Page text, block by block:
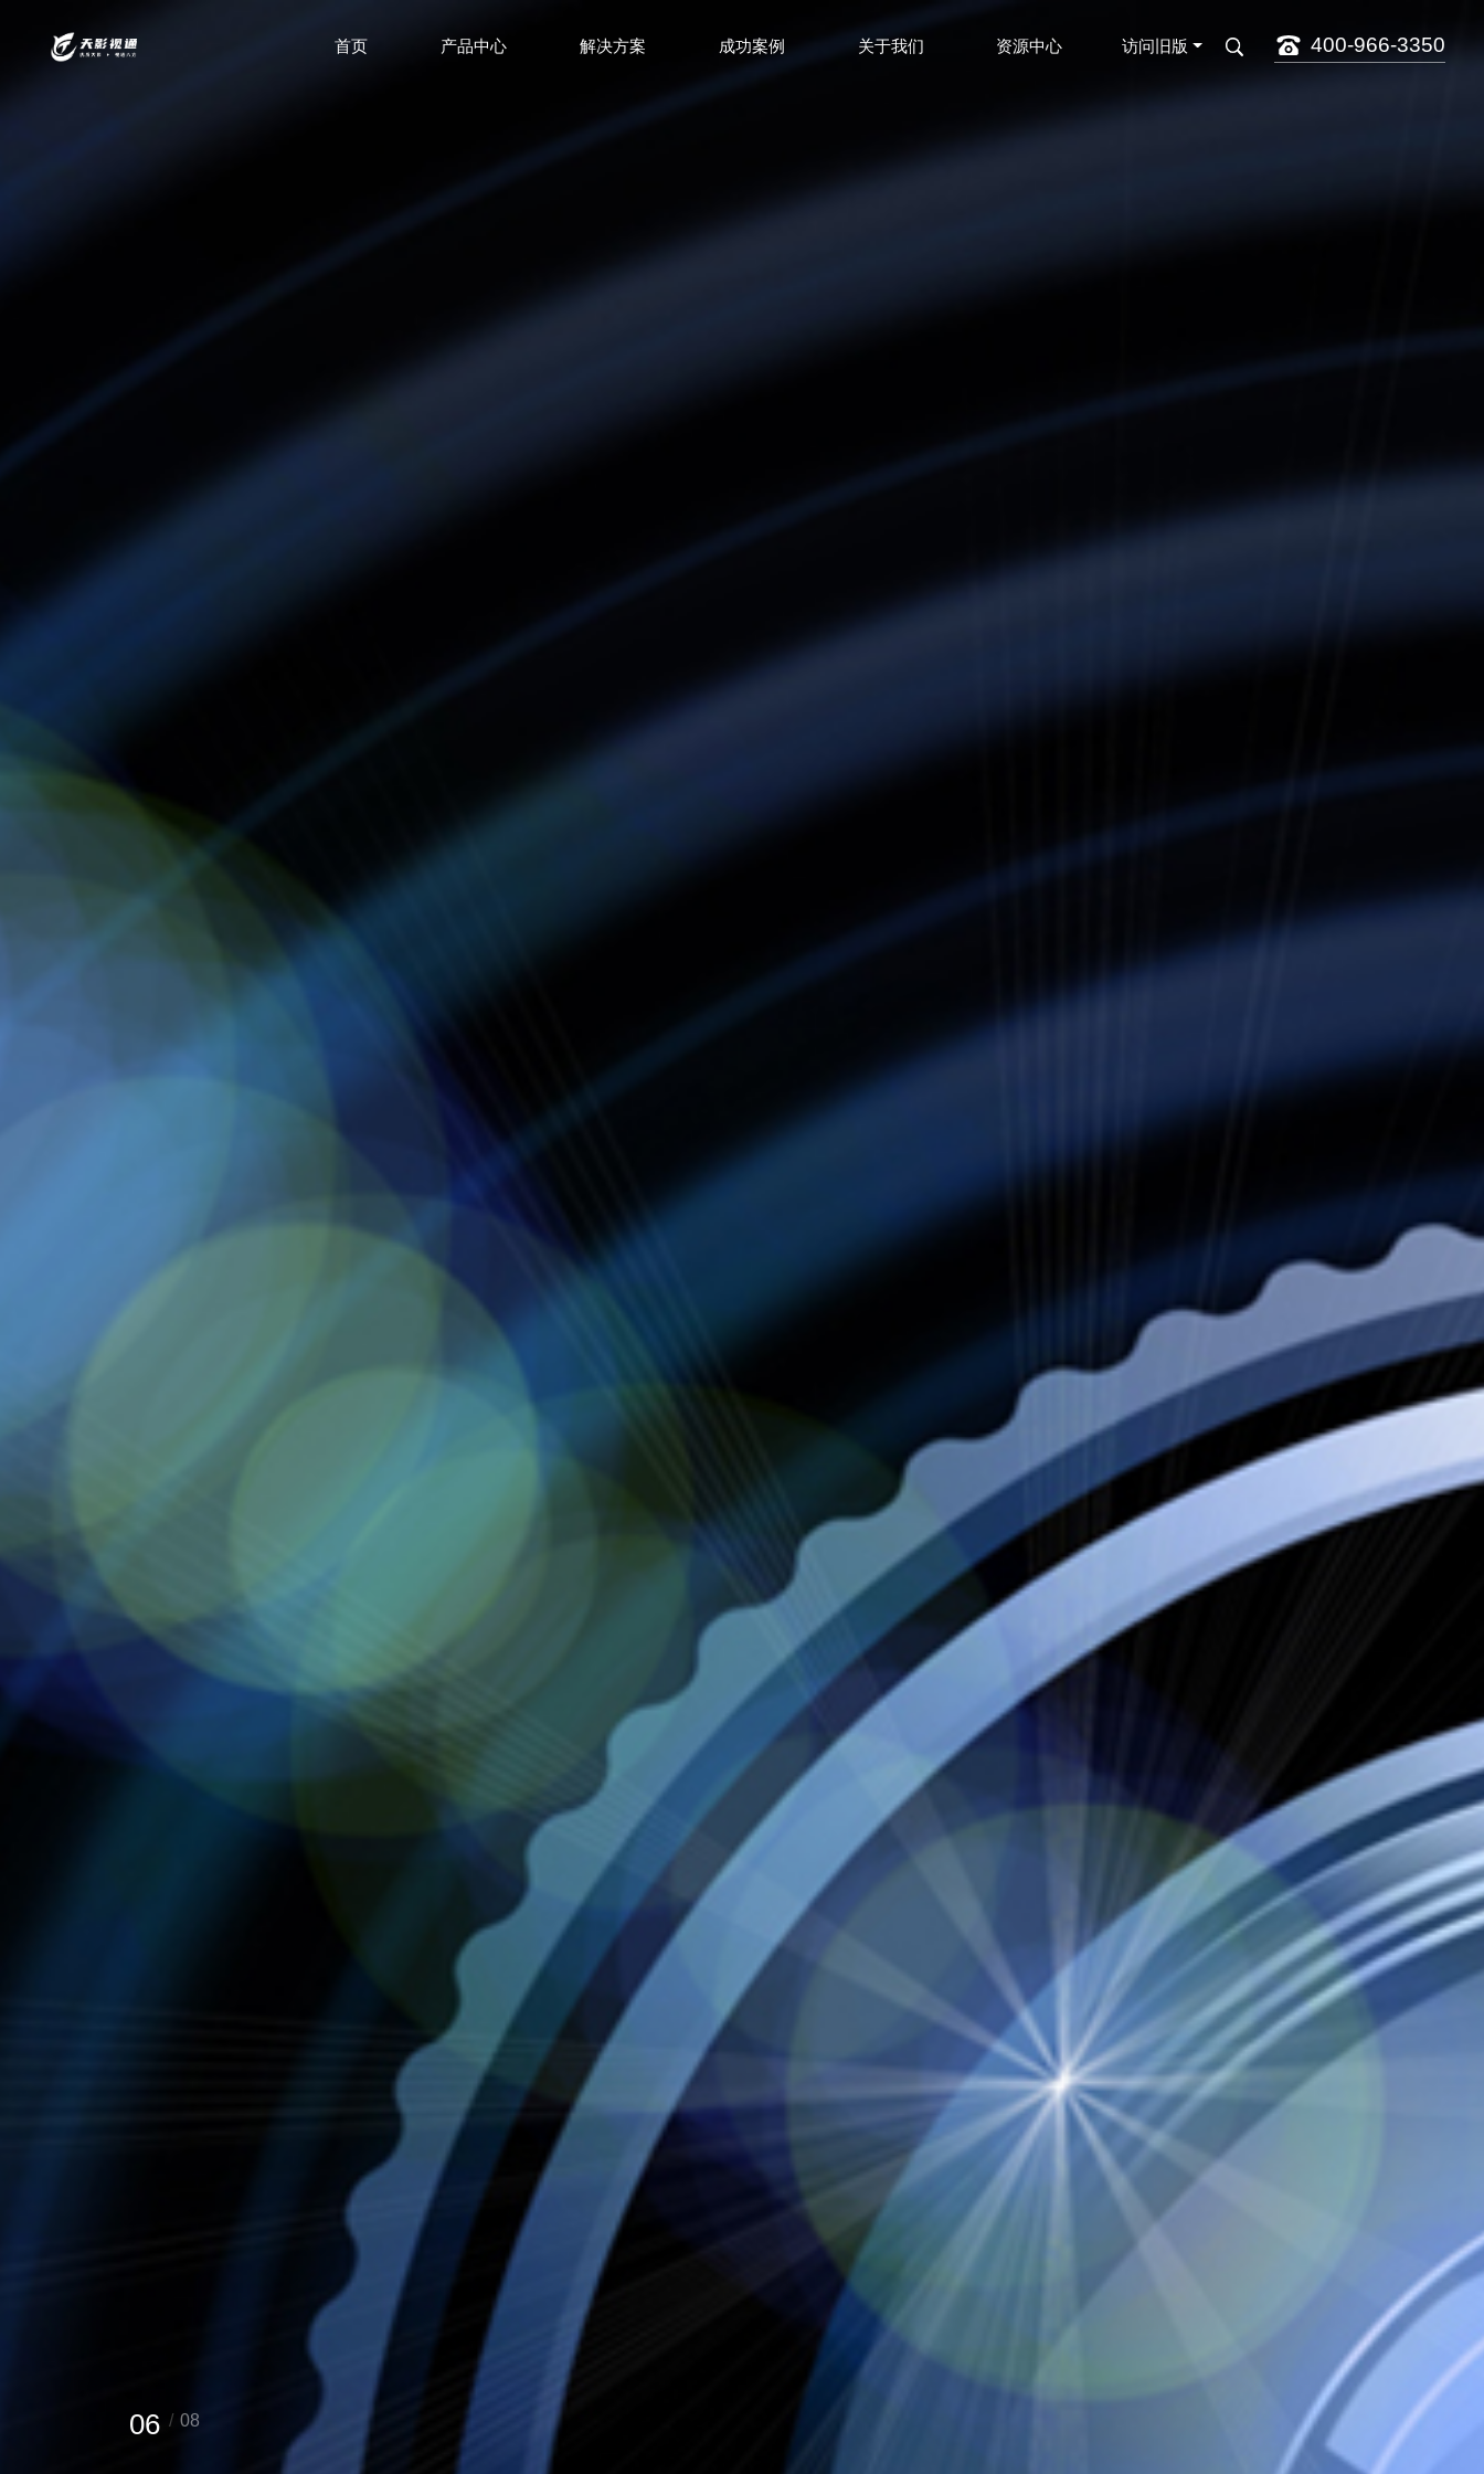
首页 产品中心 解决方案 成功案例 关于我们 资源中心 访问旧版 400-966-3350
06 08